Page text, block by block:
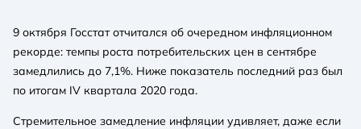
9 октября Госстат отчитался об очередном инфляционном
рекорде: темпы роста потребительских цен в сентябре
замедлились до 7,1%. Ниже показатель последний раз был
по итогам IV квартала 2020 года.
Стремительное замедление инфляции удивляет, даже если